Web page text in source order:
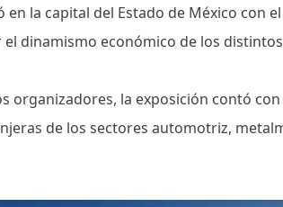
en la capital del Estado de México con
el dinamismo económico de los
organizadores, la exposición contó
de los sectores automotriz,